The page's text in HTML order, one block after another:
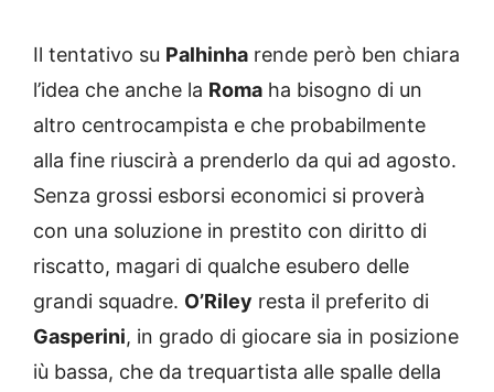
Il tentativo su Palhinha rende però ben chiara
l’idea che anche la Roma ha bisogno di un
altro centrocampista e che probabilmente
alla fine riuscirà a prenderlo da qui ad agosto.
Senza grossi esborsi economici si proverà
con una soluzione in prestito con diritto di
riscatto, magari di qualche esubero delle
grandi squadre. O’Riley resta il preferito di
Gasperini, in grado di giocare sia in posizione
iù bassa, che da trequartista alle spalle della